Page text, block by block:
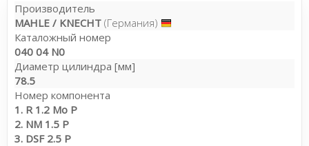
Производитель
MAHLE / KNECHT (Германия)
Каталожный номер
040 04 N0
Диаметр цилиндра [мм]
78.5
Номер компонента
1. R 1.2 Mo P
2. NM 1.5 P
3. DSF 2.5 P